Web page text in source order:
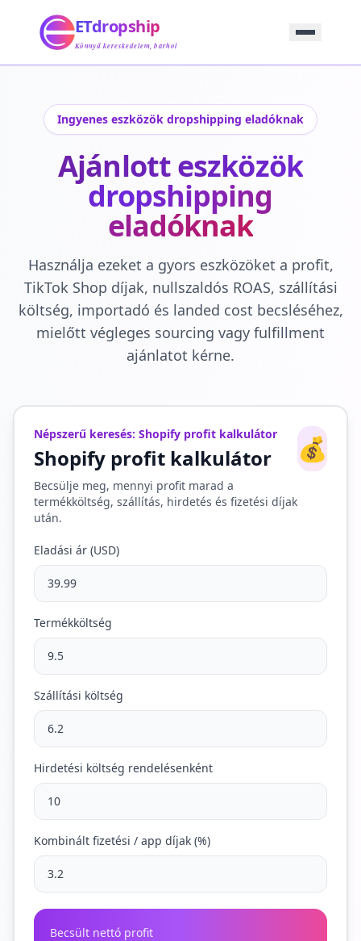
Beszerzés
Szolgáltatás
Termék
Támogatás
Lépjen Kapcsolatba
ETdropship
Könnyű kereskedelem, bárhol
Ingyenes eszközök dropshipping eladóknak
Ajánlott eszközök
dropshipping
eladóknak
Használja ezeket a gyors eszközöket a profit,
TikTok Shop díjak, nullszaldós ROAS, szállítási
költség, importadó és landed cost becsléséhez,
mielőtt végleges sourcing vagy fulfillment
ajánlatot kérne.
Népszerű keresés: Shopify profit kalkulátor
Shopify profit kalkulátor
Becsülje meg, mennyi profit marad a
termékköltség, szállítás, hirdetés és fizetési díjak
után.
💰
Eladási ár (USD)
Termékköltség
Szállítási költség
Hirdetési költség rendelésenként
Kombinált fizetési / app díjak (%)
Becsült nettó profit